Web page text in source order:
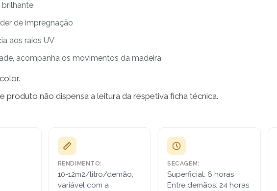
de impregnação
aos raios UV
acompanha os movimentos da madeira
produto não dispensa a leitura da respetiva ficha técnica.
RENDIMENTO:
10-12m2/litro/demão,
variável com a
SECAGEM:
Superficial: 6 horas
Entre demãos: 24 horas